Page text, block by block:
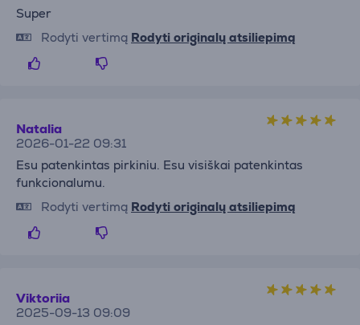
Super
Rodyti vertimą Rodyti originalų atsiliepimą
Natalia
2026-01-22 09:31
Esu patenkintas pirkiniu. Esu visiškai patenkintas
funkcionalumu.
Rodyti vertimą Rodyti originalų atsiliepimą
Viktoriia
2025-09-13 09:09